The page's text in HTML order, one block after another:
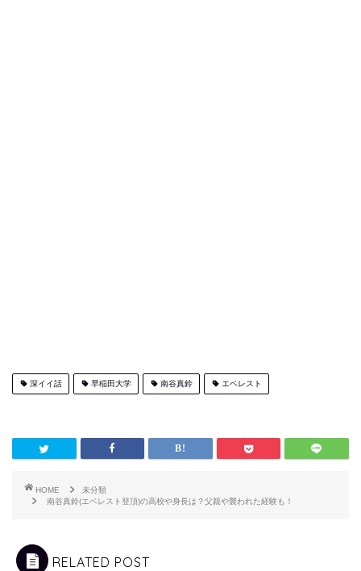
深イイ話 早稲田大学 南谷真鈴 エベレスト
HOME
未分類
南谷真鈴(エベレスト登頂)の高校や身長は？父親や襲われた経験も！
RELATED POST